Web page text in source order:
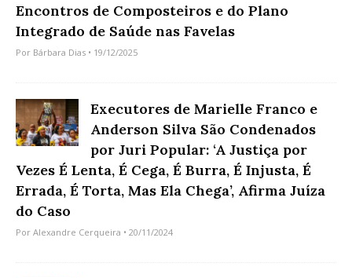
Encontros de Composteiros e do Plano
Integrado de Saúde nas Favelas
Por Bárbara Dias • 19/12/2025
Executores de Marielle Franco e
Anderson Silva São Condenados
por Juri Popular: ‘A Justiça por
Vezes É Lenta, É Cega, É Burra, É Injusta, É
Errada, É Torta, Mas Ela Chega’, Afirma Juíza
do Caso
Por Alexandre Cerqueira • 20/11/2024